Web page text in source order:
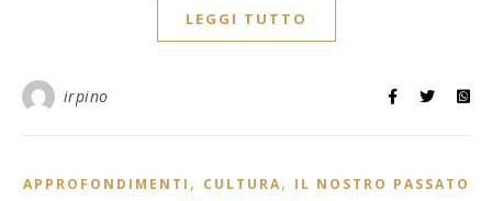
LEGGI TUTTO
irpino
APPROFONDIMENTI , CULTURA, IL NOSTRO PASSATO